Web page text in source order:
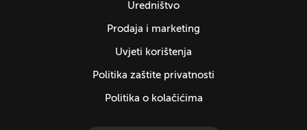
Uredništvo
Prodaja i marketing
Uvjeti korištenja
Politika zaštite privatnosti
Politika o kolačićima